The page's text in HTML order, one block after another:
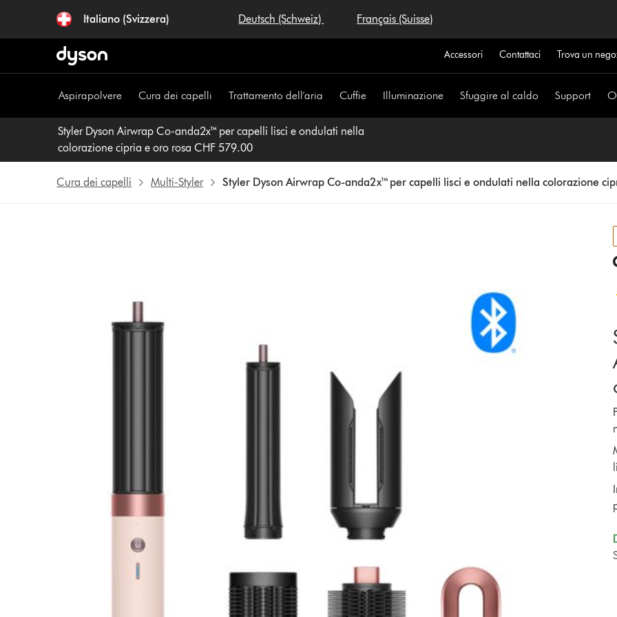
navigazione
Italiano (Svizzera) Deutsch (Schweiz) Français (Suisse)
Accessori Contattaci Trova un
Aspirapolvere Cura dei capelli Trattamento dell'aria Cuffie Illuminazione Sfuggire al caldo Support
Styler Dyson Airwrap Co-anda2x™ per capelli lisci e ondulati nella
colorazione cipria e oro rosa CHF 579.00
Cura dei capelli Multi-Styler Styler Dyson Airwrap Co-anda2x™ per capelli lisci e ondulati nella colorazione